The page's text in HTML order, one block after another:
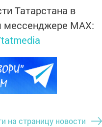
Татарстана в
мессенджере MАХ:
на страницу новости